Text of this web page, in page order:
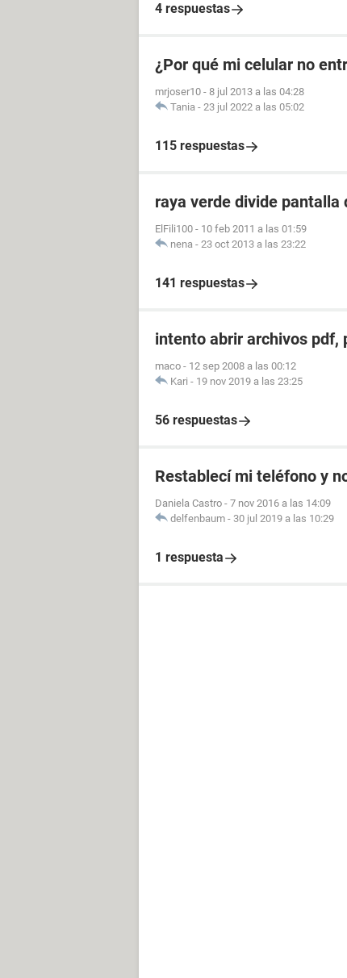
4 respuestas
¿Por qué mi celular no
mrjoser10 - 8 jul 2013 a las 04:28
Tania - 23 jul 2022 a las 05:02
115 respuestas
raya verde divide pantalla
ElFili100 - 10 feb 2011 a las 01:59
nena - 23 oct 2013 a las 23:22
141 respuestas
intento abrir archivos pdf,
maco - 12 sep 2008 a las 00:12
Kari - 19 nov 2019 a las 23:25
56 respuestas
Restablecí mi teléfono y
Daniela Castro - 7 nov 2016 a las 14:09
delfenbaum - 30 jul 2019 a las 10:29
1 respuesta